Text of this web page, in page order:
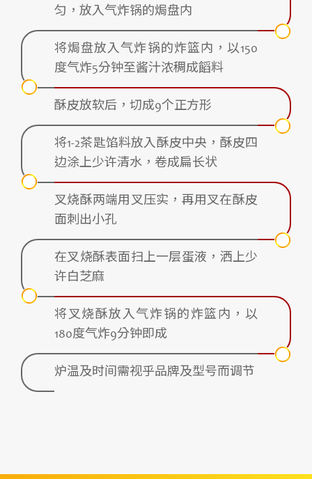
匀，放入气炸锅的焗盘内
将焗盘放入气炸锅的炸篮内，以150
度气炸5分钟至酱汁浓稠成饀料
酥皮放软后，切成9个正方形
将1-2茶匙馅料放入酥皮中央，酥皮四
边涂上少许清水，卷成扁长状
叉烧酥两端用叉压实，再用叉在酥皮
面刺出小孔
在叉烧酥表面扫上一层蛋液，洒上少
许白芝麻
将叉烧酥放入气炸锅的炸篮内，以
180度气炸9分钟即成
炉温及时间需视乎品牌及型号而调节